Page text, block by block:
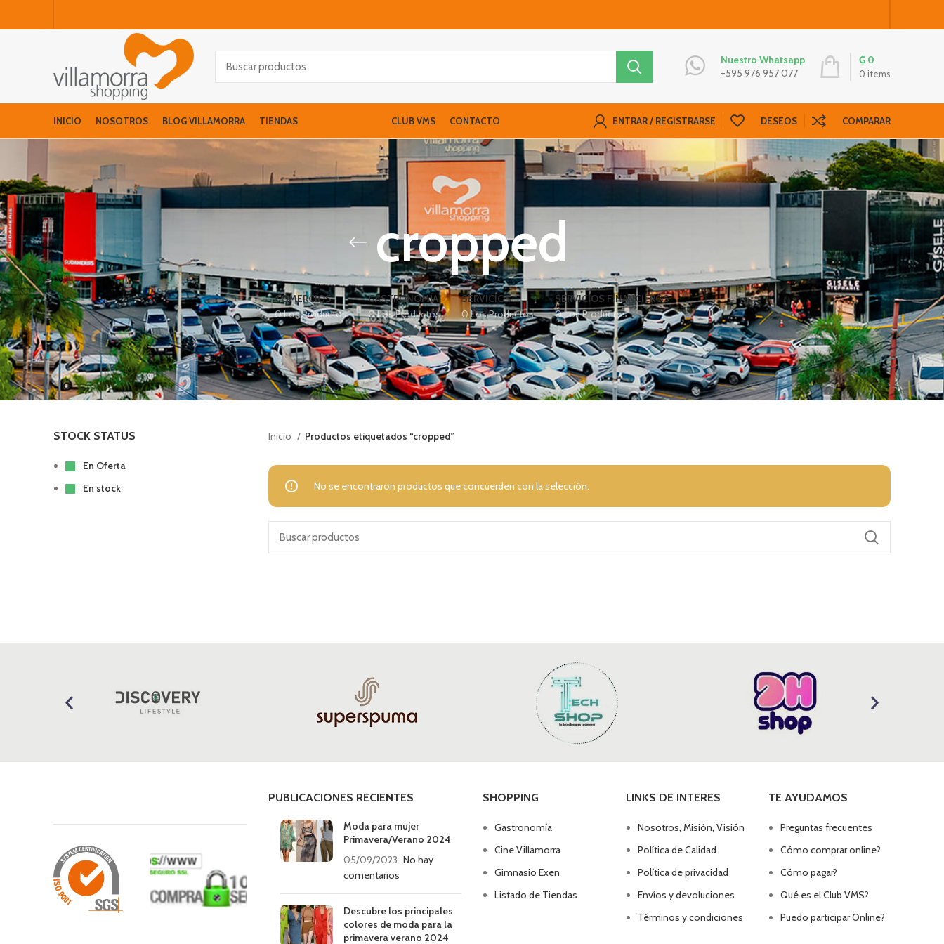
Nuestro Whatsapp
+595 976 957 077
0 items
₲ 0
INICIO NOSOTROS BLOG VILLAMORRA TIENDAS CLUB VMS CONTACTO ENTRAR / REGISTRARSE DESEOS COMPARAR
cropped
COMERCIOS
0 Los Productos
GASTRONOMÍA
0 Los Productos
SERVICIOS
0 Los Productos
SERVICIOS FINANCIEROS
0 Los Productos
STOCK STATUS
En Oferta
En stock
Inicio Productos etiquetados “cropped”
No se encontraron productos que concuerden con la selección.
PUBLICACIONES RECIENTES
Moda para mujer
Primavera/Verano 2024
05/09/2023 No hay
comentarios
Descubre los principales
colores de moda para la
primavera verano 2024
SHOPPING
Gastronomía
Cine Villamorra
Gimnasio Exen
Listado de Tiendas
LINKS DE INTERES
Nosotros, Misión, Visión
Política de Calidad
Política de privacidad
Envíos y devoluciones
Términos y condiciones
TE AYUDAMOS
Preguntas frecuentes
Cómo comprar online?
Cómo pagar?
Qué es el Club VMS?
Puedo participar Online?